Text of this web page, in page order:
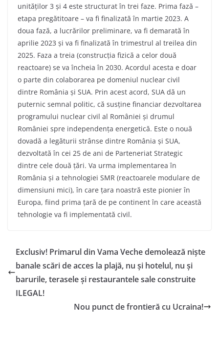
unităților 3 și 4 este structurat în trei faze. Prima fază –
etapa pregătitoare – va fi finalizată în martie 2023. A
doua fază, a lucrărilor preliminare, va fi demarată în
aprilie 2023 și va fi finalizată în trimestrul al treilea din
2025. Faza a treia (construcția fizică a celor două
reactoare) se va încheia în 2030. Acordul acesta e doar
o parte din colaborarea pe domeniul nuclear civil
dintre România și SUA. Prin acest acord, SUA dă un
puternic semnal politic, că susține financiar dezvoltarea
programului nuclear civil al României și drumul
României spre independența energetică. Este o nouă
dovadă a legăturii strânse dintre România și SUA,
dezvoltată în cei 25 de ani de Parteneriat Strategic
dintre cele două țări. Va urma implementarea în
România și a tehnologiei SMR (reactoarele modulare de
dimensiuni mici), în care țara noastră este pionier în
Europa, fiind prima țară de pe continent în care această
tehnologie va fi implementată civil.
Exclusiv! Primarul din Vama Veche demolează niște
banale scări de acces la plajă, nu și hotelul, nu și
barurile, terasele și restaurantele sale construite
ILEGAL!
Nou punct de frontieră cu Ucraina!